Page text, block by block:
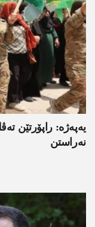
یەپەژە: راپۆرتێن
نەراستن